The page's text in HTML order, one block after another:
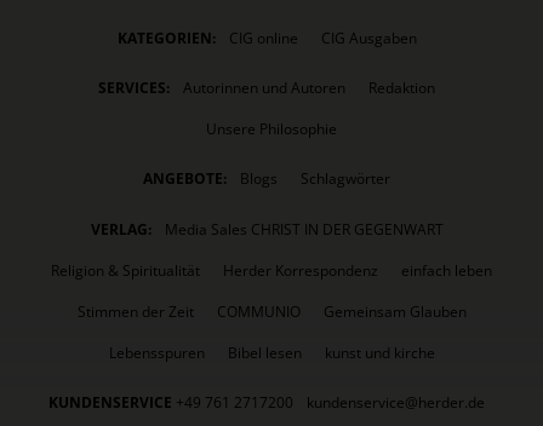
KATEGORIEN: CIG online CIG Ausgaben
SERVICES: Autorinnen und Autoren
Redaktion
Unsere Philosophie
ANGEBOTE: Blogs Schlagwörter
VERLAG:
Media Sales CHRIST IN DER GEGENWART
Religion & Spiritualität
Herder Korrespondenz
einfach leben
Stimmen der Zeit
COMMUNIO
Gemeinsam Glauben
Lebensspuren
Bibel lesen kunst und kirche
KUNDENSERVICE +49 761 2717200
kundenservice@herder.de